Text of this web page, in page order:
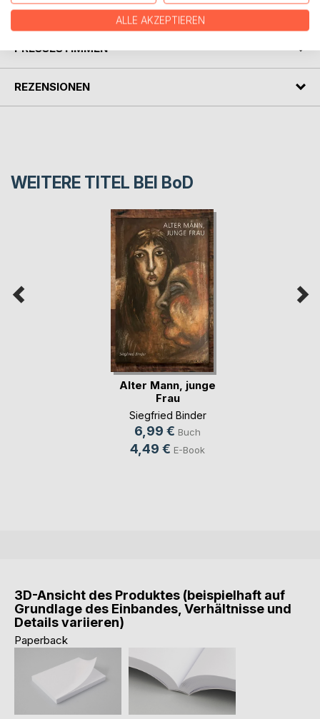
AUTOR/IN
PRESSESTIMMEN
REZENSIONEN
WEITERE TITEL BEI BoD
Alter Mann, junge
Frau
Siegfried Binder
6,99 € Buch
4,49 € E-Book
3D-Ansicht des Produktes (beispielhaft auf
Grundlage des Einbandes, Verhältnisse und
Details variieren)
Paperback
ALLE AKZEPTIEREN